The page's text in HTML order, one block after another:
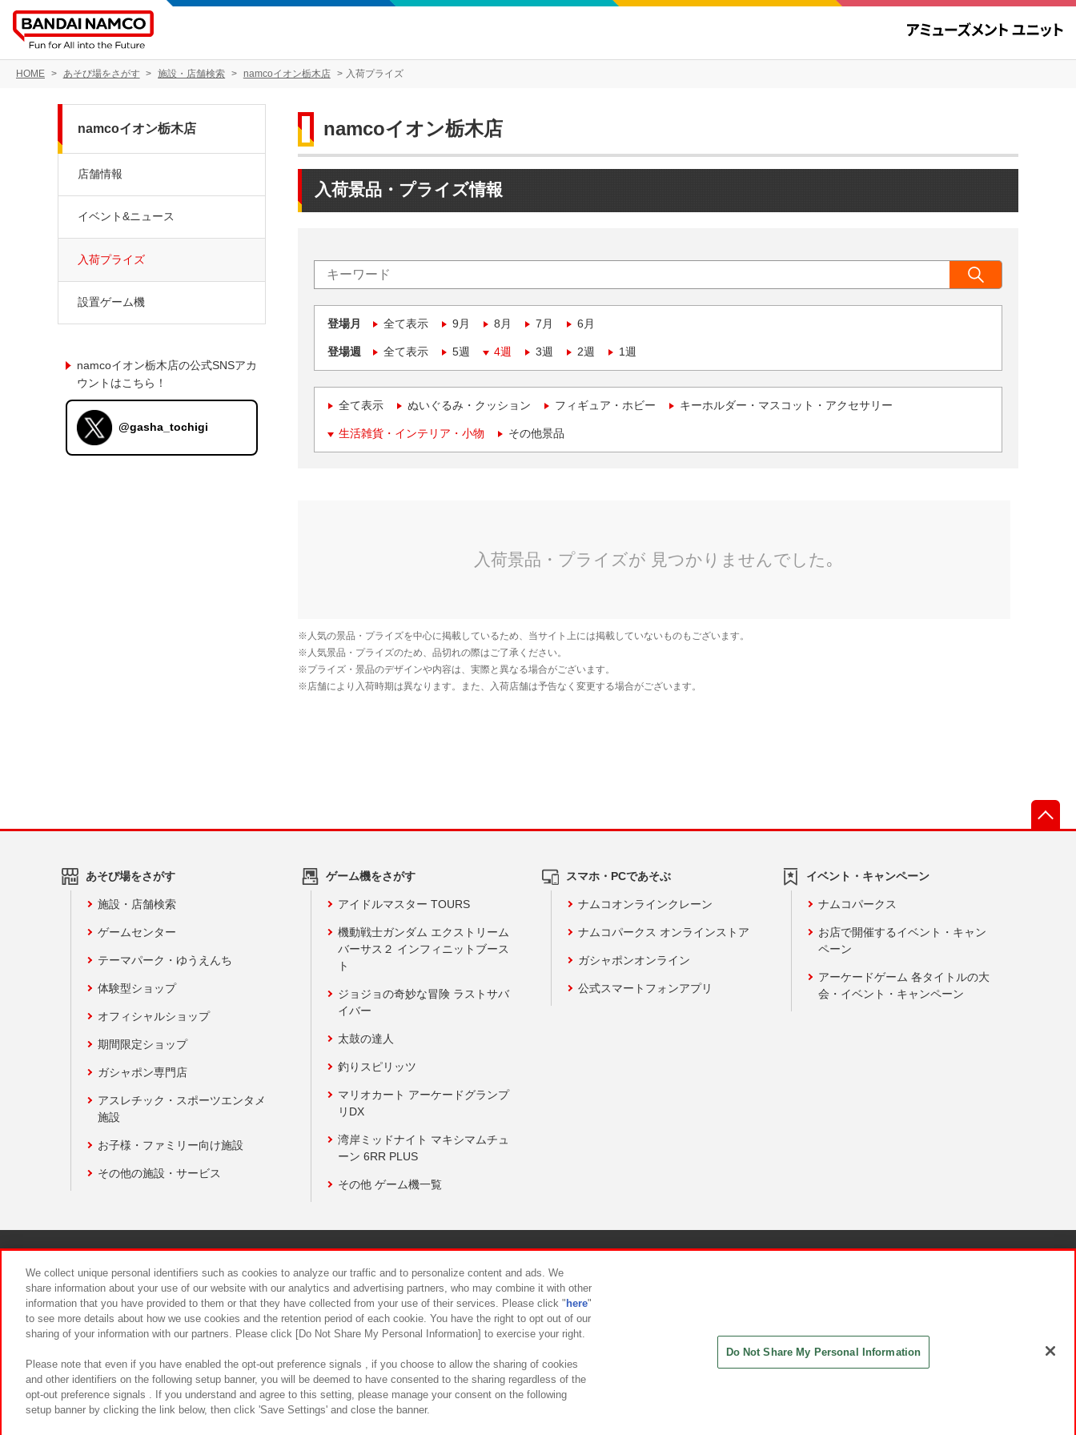
HOME あそび場をさがす 施設・店舗検索 namcoイオン栃木店 入荷プライズ
namcoイオン栃木店
入荷景品・プライズ情報
登場月 全て表示 9月 8月 7月 6月
登場週 全て表示 5週 4週 3週 2週 1週
全て表示 ぬいぐるみ・クッション フィギュア・ホビー キーホルダー・マスコット・アクセサリー
生活雑貨・インテリア・小物 その他景品
namcoイオン栃木店
店舗情報
イベント&ニュース
入荷プライズ
設置ゲーム機
namcoイオン栃木店の公式SNSアカ
ウントはこちら！
@gasha_tochigi
あそび場をさがす
施設・店舗検索
ゲームセンター
テーマパーク・ゆうえんち
体験型ショップ
オフィシャルショップ
期間限定ショップ
ガシャポン専門店
アスレチック・スポーツエンタメ
施設
お子様・ファミリー向け施設
その他の施設・サービス
ゲーム機をさがす
アイドルマスター TOURS
機動戦士ガンダム エクストリーム
バーサス２ インフィニットブース
ト
ジョジョの奇妙な冒険 ラストサバ
イバー
太鼓の達人
釣りスピリッツ
マリオカート アーケードグランプ
リDX
湾岸ミッドナイト マキシマムチュ
ーン 6RR PLUS
その他 ゲーム機一覧
スマホ・PCであそぶ
ナムコオンラインクレーン
ナムコパークス オンラインストア
ガシャポンオンライン
公式スマートフォンアプリ
イベント・キャンペーン
ナムコパークス
お店で開催するイベント・キャン
ペーン
アーケードゲーム 各タイトルの大
会・イベント・キャンペーン
食品のご提供について カスタマーハラスメント対応方針
We collect unique personal identifiers such as cookies to analyze our traffic and to personalize content and ads. We
share information about your use of our website with our analytics and advertising partners, who may combine it with other
information that you have provided to them or that they have collected from your use of their services. Please click " here"
to see more details about how we use cookies and the retention period of each cookie. You have the right to opt out of our
sharing of your information with our partners. Please click [Do Not Share My Personal Information] to exercise your right.
Please note that even if you have enabled the opt-out preference signals , if you choose to allow the sharing of cookies
and other identifiers on the following setup banner, you will be deemed to have consented to the sharing regardless of the
opt-out preference signals . If you understand and agree to this setting, please manage your consent on the following
setup banner by clicking the link below, then click 'Save Settings' and close the banner.
Do Not Share My Personal Information